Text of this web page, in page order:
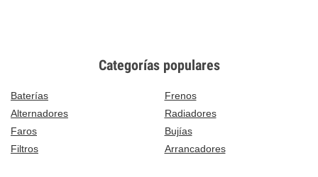
Categorías populares
Baterías
Frenos
Alternadores
Radiadores
Faros
Bujías
Filtros
Arrancadores